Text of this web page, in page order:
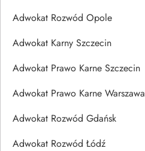
Adwokat Rozwód Opole
Adwokat Karny Szczecin
Adwokat Prawo Karne Szczecin
Adwokat Prawo Karne Warszawa
Adwokat Rozwód Gdańsk
Adwokat Rozwód Łódź